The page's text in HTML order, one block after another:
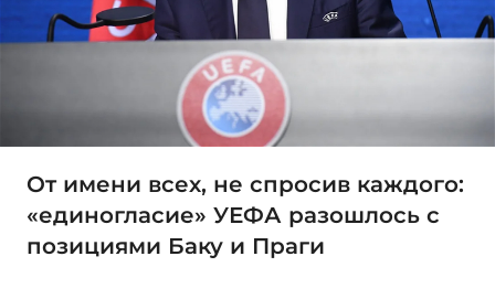
От имени всех, не спросив каждого:
«единогласие» УЕФА разошлось с
позициями Баку и Праги